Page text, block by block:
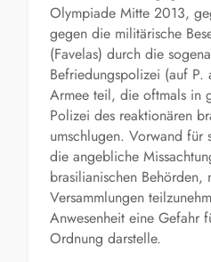
Olympiade Mitte 2013,
gegen die militärische
(Favelas) durch die
Befriedungspolizei (auf
Armee teil, die oftmals in
Polizei des reaktionären
umschlugen. Vorwand für
die angebliche
brasilianischen Behörden,
Versammlungen
Anwesenheit eine Gefahr
Ordnung darstelle.